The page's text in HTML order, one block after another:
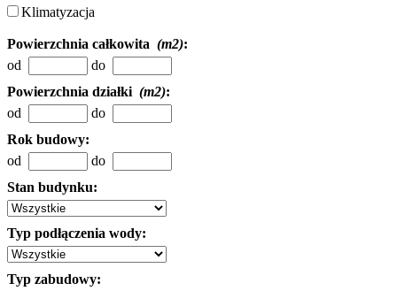
Klimatyzacja
Powierzchnia całkowita (m2):
od
do
Powierzchnia działki (m2):
od
do
Rok budowy:
od
do
Stan budynku:
Typ podłączenia wody:
Typ zabudowy: